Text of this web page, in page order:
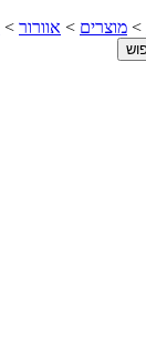
> מוצרים > אוורור >